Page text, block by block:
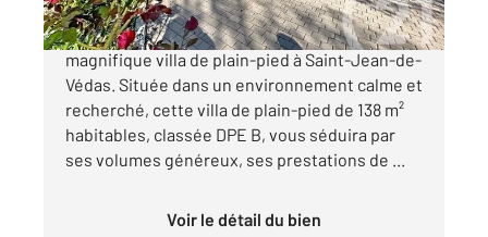
CENTURY 21 VÉDAS IMMO vous propose cette
magnifique villa de plain-pied à Saint-Jean-de-
Védas. Située dans un environnement calme et
recherché, cette villa de plain-pied de 138 m²
habitables, classée DPE B, vous séduira par
ses volumes généreux, ses prestations de ...
Voir le détail du bien